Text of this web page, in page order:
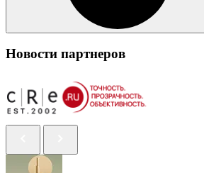
Новости партнеров